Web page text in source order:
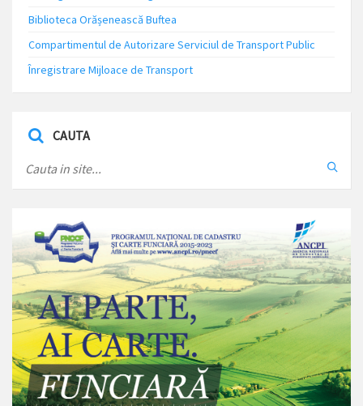
Biblioteca Orășenească Buftea
Compartimentul de Autorizare Serviciul de Transport Public
Înregistrare Mijloace de Transport
CAUTA